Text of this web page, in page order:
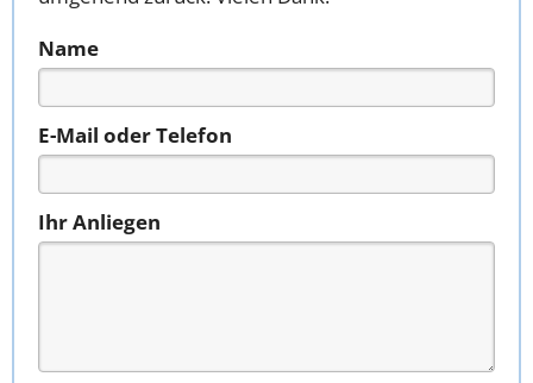
Name
E-Mail oder Telefon
Ihr Anliegen